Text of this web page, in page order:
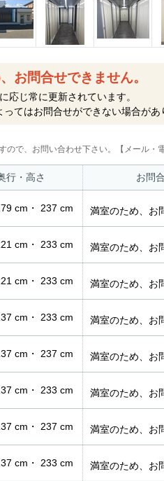
お問合せできません。
応じ常に更新されています。
てはお問合せができない場合があ
、お問い合わせ下さい。【メール・電
行・高さ お問
cm・ 237 cm 満室のため、お
cm・ 233 cm 満室のため、お
cm・ 233 cm 満室のため、お
cm・ 233 cm 満室のため、お
cm・ 237 cm 満室のため、お
cm・ 233 cm 満室のため、お
cm・ 237 cm 満室のため、お
cm・ 233 cm 満室のため、お